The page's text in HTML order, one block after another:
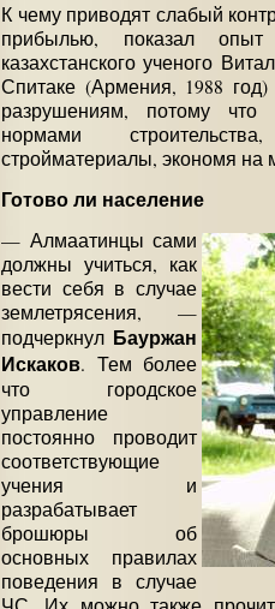
К чему приводят слабый
прибылью, показал
казахстанского ученого
Спитаке (Армения, 1988
разрушениям, потому что
нормами
стройматериалы, экономя на
Готово ли население
— Алмаатинцы сами
должны учиться, как
вести себя в случае
землетрясения, —
подчеркнул Бауржан
Искаков. Тем более
что городское
управление
постоянно проводит
соответствующие
учения и
разрабатывает
брошюры об
основных правилах
поведения в случае